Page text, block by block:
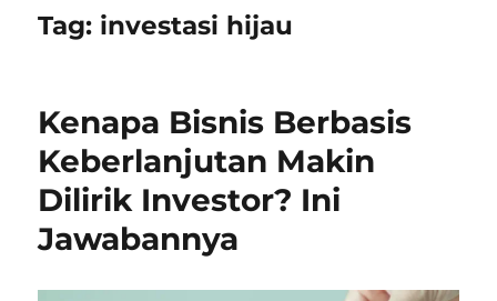
Tag: investasi hijau
Kenapa Bisnis Berbasis
Keberlanjutan Makin
Dilirik Investor? Ini
Jawabannya